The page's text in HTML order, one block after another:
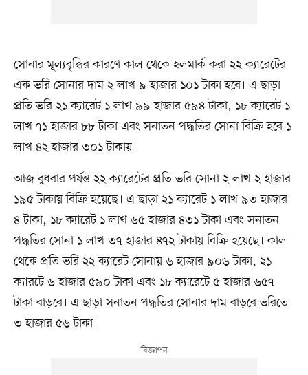
সোনার মূল্যবৃদ্ধির কারণে কাল থেকে হলমার্ক করা ২২ ক্যারেটের
এক ভরি সোনার দাম ২ লাখ ৯ হাজার ১০১ টাকা হবে। এ ছাড়া
প্রতি ভরি ২১ ক্যারেট ১ লাখ ৯৯ হাজার ৫৯৪ টাকা, ১৮ ক্যারেট ১
লাখ ৭১ হাজার ৮৮ টাকা এবং সনাতন পদ্ধতির সোনা বিক্রি হবে ১
লাখ ৪২ হাজার ৩০১ টাকায়।
আজ বুধবার পর্যন্ত ২২ ক্যারেটের প্রতি ভরি সোনা ২ লাখ ২ হাজার
১৯৫ টাকায় বিক্রি হয়েছে। এ ছাড়া ২১ ক্যারেট ১ লাখ ৯৩ হাজার
৪ টাকা, ১৮ ক্যারেট ১ লাখ ৬৫ হাজার ৪৩১ টাকা এবং সনাতন
পদ্ধতির সোনা ১ লাখ ৩৭ হাজার ৪৭২ টাকায় বিক্রি হয়েছে। কাল
থেকে প্রতি ভরি ২২ ক্যারেট সোনায় ৬ হাজার ৯০৬ টাকা, ২১
ক্যারটে ৬ হাজার ৫৯০ টাকা এবং ১৮ ক্যারেটে ৫ হাজার ৬৫৭
টাকা বাড়বে। এ ছাড়া সনাতন পদ্ধতির সোনার দাম বাড়বে ভরিতে
৩ হাজার ৫৬ টাকা।